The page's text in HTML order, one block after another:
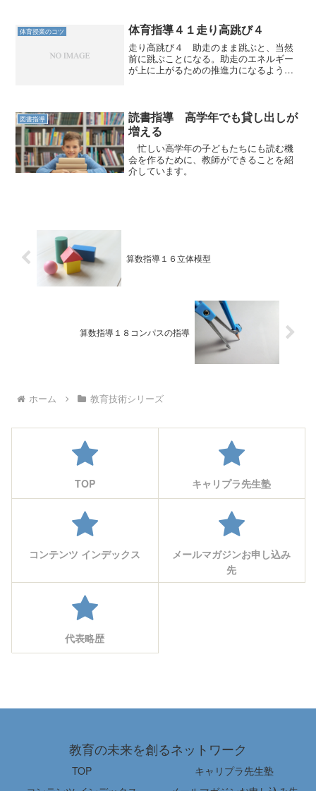
統だった。 良くも悪くも...
体育授業のコツ 体育指導４１走り高跳び４
走り高跳び４ 助走のまま跳ぶと、当然
前に跳ぶことになる。助走のエネルギー
が上に上がるための推進力になるように
き付ける。この感覚を体感...
図書指導
読書指導 高学年でも貸し出しが
増える
忙しい高学年の子どもたちにも読む機
会を作るために、教師ができることを紹
介しています。
算数指導１６立体模型
算数指導１８コンパスの指導
ホーム 教育技術シリーズ
TOP キャリプラ先生塾
コンテンツ インデックス
メールマガジンお申し込み
先
代表略歴
教育の未来を創るネットワーク
TOP
キャリプラ先生塾